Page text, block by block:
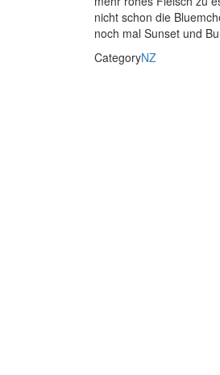
nicht schon die
noch mal Sunset und
CategoryNZ